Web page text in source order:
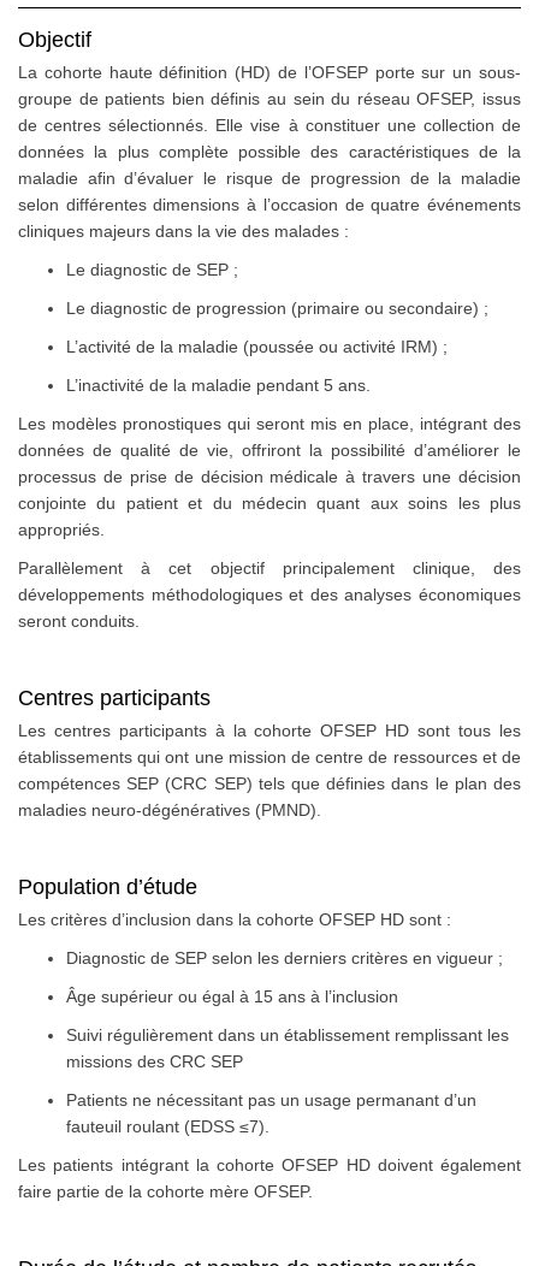
Objectif
La cohorte haute définition (HD) de l’OFSEP porte sur un sous-
groupe de patients bien définis au sein du réseau OFSEP, issus
de centres sélectionnés. Elle vise à constituer une collection de
données la plus complète possible des caractéristiques de la
maladie afin d’évaluer le risque de progression de la maladie
selon différentes dimensions à l’occasion de quatre événements
cliniques majeurs dans la vie des malades :
Le diagnostic de SEP ;
Le diagnostic de progression (primaire ou secondaire) ;
L’activité de la maladie (poussée ou activité IRM) ;
L’inactivité de la maladie pendant 5 ans.
Les modèles pronostiques qui seront mis en place, intégrant des
données de qualité de vie, offriront la possibilité d’améliorer le
processus de prise de décision médicale à travers une décision
conjointe du patient et du médecin quant aux soins les plus
appropriés.
Parallèlement à cet objectif principalement clinique, des
développements méthodologiques et des analyses économiques
seront conduits.
Centres participants
Les centres participants à la cohorte OFSEP HD sont tous les
établissements qui ont une mission de centre de ressources et de
compétences SEP (CRC SEP) tels que définies dans le plan des
maladies neuro-dégénératives (PMND).
Population d’étude
Les critères d’inclusion dans la cohorte OFSEP HD sont :
Diagnostic de SEP selon les derniers critères en vigueur ;
Âge supérieur ou égal à 15 ans à l’inclusion
Suivi régulièrement dans un établissement remplissant les
missions des CRC SEP
Patients ne nécessitant pas un usage permanant d’un
fauteuil roulant (EDSS ≤7).
Les patients intégrant la cohorte OFSEP HD doivent également
faire partie de la cohorte mère OFSEP.